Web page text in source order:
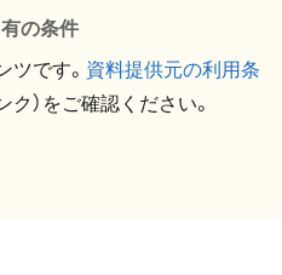
の条件
です。 資料提供元の利用条
ク）をご確認ください。